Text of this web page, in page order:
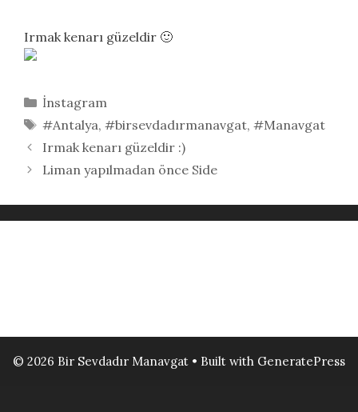
Irmak kenarı güzeldir 🙂
Kategoriler
İnstagram
Etiketler
#Antalya, #birsevdadırmanavgat, #Manavgat
Irmak kenarı güzeldir :)
Liman yapılmadan önce Side
© 2026 Bir Sevdadır Manavgat • Built with GeneratePress